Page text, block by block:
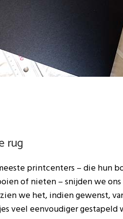
rug
printcenters – die hun
of nieten – snijden we
we het, indien gewenst,
veel eenvoudiger gestapeld